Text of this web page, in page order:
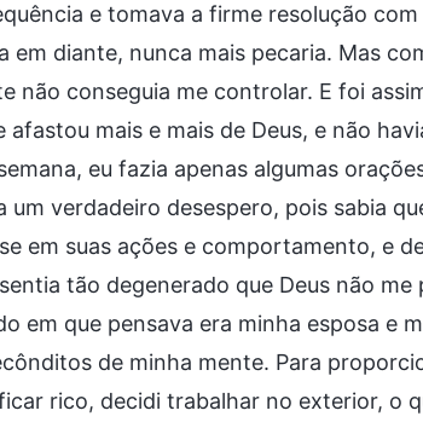
e tomava a firme resolução
em diante, nunca mais pecaria. Mas
não conseguia me controlar. E foi
afastou mais e mais de Deus, e não
eu fazia apenas algumas
um verdadeiro desespero, pois sabia
em suas ações e comportamento, e
tão degenerado que Deus não
em que pensava era minha esposa e
de minha mente. Para
rico, decidi trabalhar no exterior, o